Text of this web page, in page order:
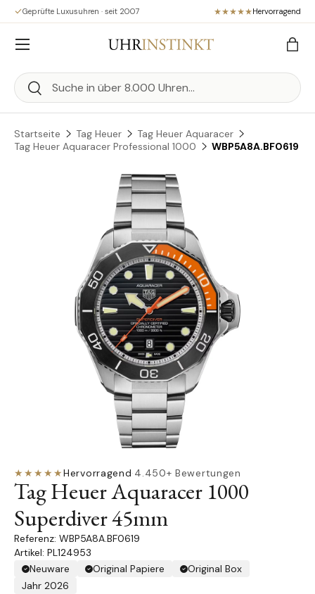
Direkt zum Inhalt
Geprüfte Luxusuhren · seit 2007 Hervorragend
Suchen
Suchen
Menü
Startseite Tag Heuer
Tag Heuer Aquaracer
Tag Heuer Aquaracer Professional 1000
WBP5A8A.BF0619
Zu Produktinformationen springen
★★★★★Hervorragend·4.450+ Bewertungen
Tag Heuer Aquaracer 1000
Superdiver 45mm
WBP5A8A.BF0619
Artikel: PL124953
Neuware
Original Papiere
Original Box
Jahr 2026